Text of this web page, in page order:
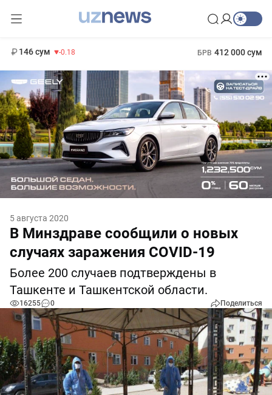
146 сум -0.18 БРВ 412 000 сум
5 августа 2020
В Минздраве сообщили о новых
случаях заражения COVID-19
Более 200 случаев подтверждены в
Ташкенте и Ташкентской области.
16255 0 Поделиться